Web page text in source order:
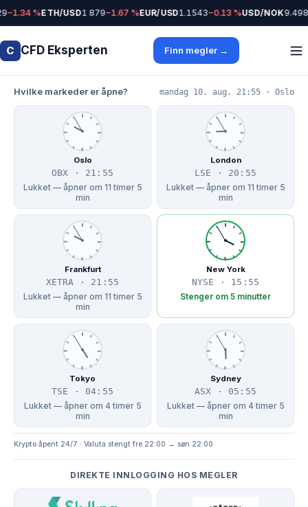
−1.34 %ETH/USD1 879−1.67 %EUR/USD1.1543−0.13 %USD/NOK
C CFD Eksperten Finn megler →
Hvilke markeder er åpne? mandag 10. aug. 21:55 · Oslo
Oslo
OBX · 21:55
Lukket — åpner om 11 timer 5
min
London
LSE · 20:55
Lukket — åpner om 11 timer 5
min
Frankfurt
XETRA · 21:55
Lukket — åpner om 11 timer 5
min
New York
NYSE · 15:55
Stenger om 5 minutter
Tokyo
TSE · 04:55
Lukket — åpner om 4 timer 5
min
Sydney
ASX · 05:55
Lukket — åpner om 4 timer 5
min
Krypto åpent 24/7 · Valuta stengt fre 22:00 → søn 22:00
DIREKTE INNLOGGING HOS MEGLER